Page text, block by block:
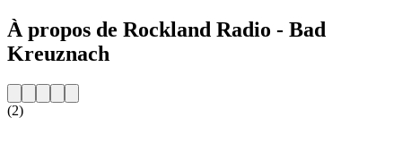
À propos de Rockland Radio - Bad
Kreuznach
(2)